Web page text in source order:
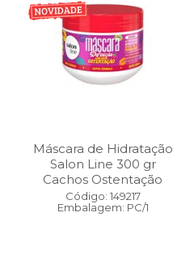
Máscara de Hidratação
Salon Line 300 gr
Cachos Ostentação
Código: 149217
Embalagem: PC/1